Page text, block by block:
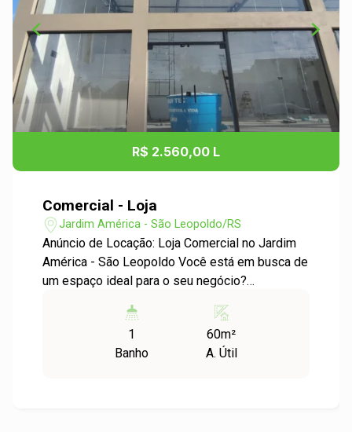
R$ 2.560,00 L
Comercial - Loja
Jardim América - São Leopoldo/RS
Anúncio de Locação: Loja Comercial no Jardim
América - São Leopoldo Você está em busca de
um espaço ideal para o seu negócio?
locação de uma loja comercial localizada no
charmoso bairro Jardim América, em São
1
Banho
60m²
A. Útil